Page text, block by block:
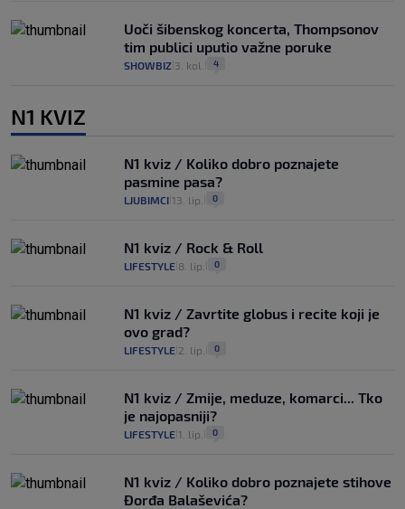
Uoči šibenskog koncerta, Thompsonov
tim publici uputio važne poruke
SHOWBIZ 3. kol. 4
N1 KVIZ
N1 kviz / Koliko dobro poznajete
pasmine pasa?
LJUBIMCI 13. lip. 0
N1 kviz / Rock & Roll
LIFESTYLE 8. lip. 0
N1 kviz / Zavrtite globus i recite koji je
ovo grad?
LIFESTYLE 2. lip. 0
N1 kviz / Zmije, meduze, komarci... Tko
je najopasniji?
LIFESTYLE 1. lip. 0
N1 kviz / Koliko dobro poznajete stihove
Đorđa Balaševića?